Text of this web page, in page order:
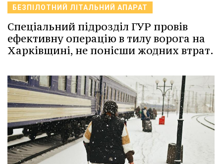
БЕЗПІЛОТНИЙ ЛІТАЛЬНИЙ АПАРАТ
Спеціальний підрозділ ГУР провів
ефективну операцію в тилу ворога на
Харківщині, не понісши жодних втрат.